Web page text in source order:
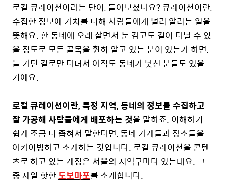
로컬 큐레이션이라는 단어, 들어보셨나요? 큐레이션이란,
수집한 정보에 가치를 더해 사람들에게 널리 알리는 일을
뜻해요. 한 동네에 오래 살면서 눈 감고도 걸어 다닐 수 있
을 정도로 모든 골목을 훤히 알고 있는 분이 있는가 하면,
늘 가던 길로만 다녀서 아직도 동네가 낯선 분들도 있을
거예요.
로컬 큐레이션이란, 특정 지역, 동네의 정보를 수집하고
잘 가공해 사람들에게 배포하는 것을 말하죠. 이해하기
쉽게 조금 더 좁혀서 말한다면, 동네 가게들과 장소들을
아카이빙하고 소개하는 것입니다. 로컬 큐레이션을 콘텐
츠로 하고 있는 계정은 서울의 지역구마다 있는데요. 그
중 제일 핫한도보마포를 소개합니다.